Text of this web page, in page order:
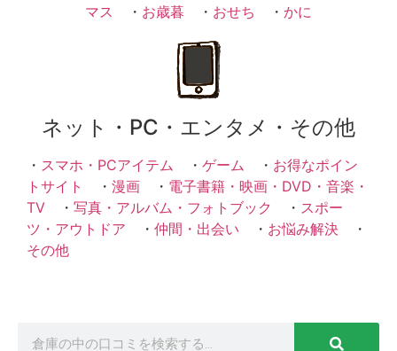
マス ・ お歳暮 ・ おせち ・ かに
ネット・PC・エンタメ・その他
・ スマホ・PCアイテム ・ ゲーム ・ お得なポイン
トサイト
・ 漫画 ・ 電子書籍・映画・DVD・音楽・
TV ・ 写真・アルバム・フォトブック ・ スポー
ツ・アウトドア ・ 仲間・出会い ・ お悩み解決 ・
その他